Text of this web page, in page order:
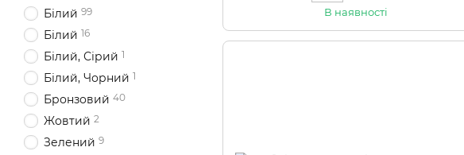
В наявності
Білий 99
Білий 16
Білий, Сірий 1
Білий, Чорний 1
Бронзовий 40
Жовтий 2
Зелений 9